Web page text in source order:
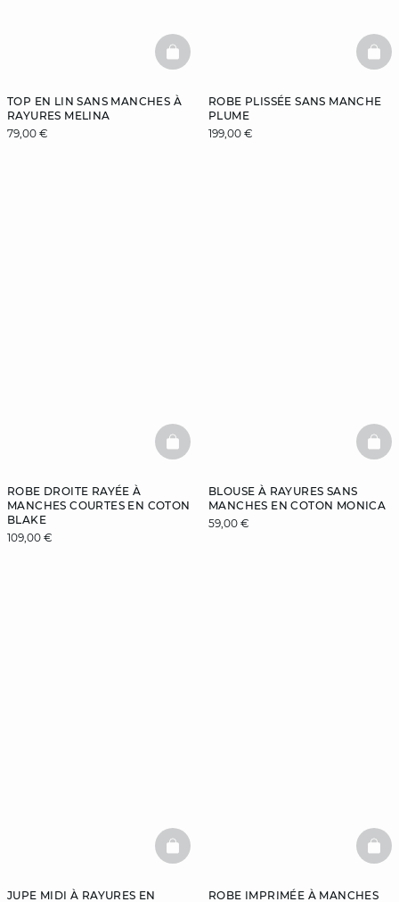
TOP EN LIN SANS MANCHES À
RAYURES MELINA
79,00 €
BASKETFULL
ROBE PLISSÉE SANS MANCHE
PLUME
199,00 €
ROBE DROITE RAYÉE À
MANCHES COURTES EN COTON
BLAKE
109,00 €
BASKETFULL
BLOUSE À RAYURES SANS
MANCHES EN COTON MONICA
59,00 €
JUPE MIDI À RAYURES EN
BASKETFULL
ROBE IMPRIMÉE À MANCHES